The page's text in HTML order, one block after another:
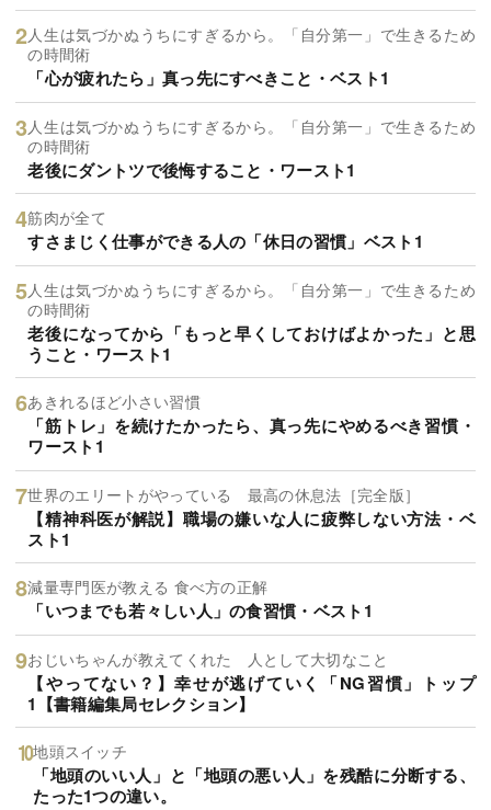
人生は気づかぬうちにすぎるから。「自分第一」で生きるため
の時間術
「心が疲れたら」真っ先にすべきこと・ベスト1
人生は気づかぬうちにすぎるから。「自分第一」で生きるため
の時間術
老後にダントツで後悔すること・ワースト1
筋肉が全て
すさまじく仕事ができる人の「休日の習慣」ベスト1
人生は気づかぬうちにすぎるから。「自分第一」で生きるため
の時間術
老後になってから「もっと早くしておけばよかった」と思
うこと・ワースト1
あきれるほど小さい習慣
「筋トレ」を続けたかったら、真っ先にやめるべき習慣・
ワースト1
世界のエリートがやっている 最高の休息法［完全版］
【精神科医が解説】職場の嫌いな人に疲弊しない方法・ベ
スト1
減量専門医が教える 食べ方の正解
「いつまでも若々しい人」の食習慣・ベスト1
おじいちゃんが教えてくれた 人として大切なこと
【やってない？】幸せが逃げていく「NG習慣」トップ
1【書籍編集局セレクション】
地頭スイッチ
「地頭のいい人」と「地頭の悪い人」を残酷に分断する、
たった1つの違い。